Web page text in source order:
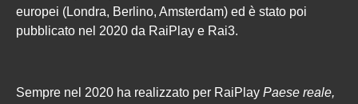
europei (Londra, Berlino, Amsterdam) ed è stato poi
pubblicato nel 2020 da RaiPlay e Rai3.
Sempre nel 2020 ha realizzato per RaiPlay Paese reale,